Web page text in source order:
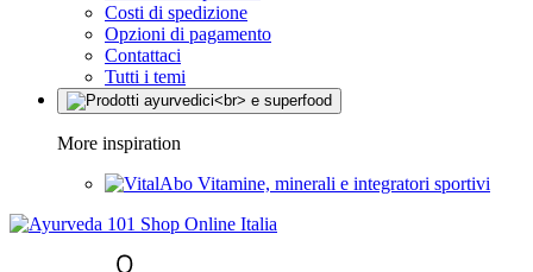
Costi di spedizione
Opzioni di pagamento
Contattaci
Tutti i temi
More inspiration
Vitamine, minerali e integratori sportivi